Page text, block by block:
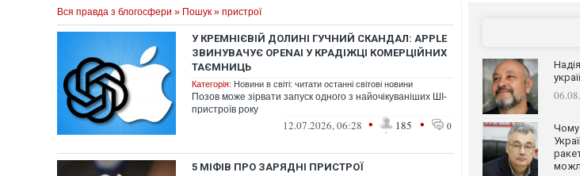
Вся правда з блогосфери » Пошук » пристрої
У КРЕМНІЄВІЙ ДОЛИНІ ГУЧНИЙ СКАНДАЛ: APPLE
ЗВИНУВАЧУЄ OPENAI У КРАДІЖЦІ КОМЕРЦІЙНИХ
ТАЄМНИЦЬ
Категорія: Новини в світі: читати останні світові новини
Позов може зірвати запуск одного з найочікуваніших ШІ-
пристроїв року
12.07.2026, 06:28 • 185 • 0
5 МІФІВ ПРО ЗАРЯДНІ ПРИСТРОЇ
Чому